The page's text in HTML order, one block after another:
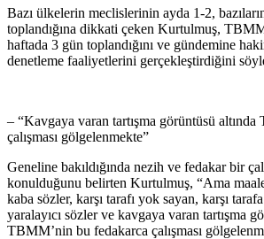
Bazı ülkelerin meclislerinin ayda 1-2,
toplandığına dikkati çeken Kurtulmuş,
haftada 3 gün toplandığını ve gündemine
denetleme faaliyetlerini gerçekleştirdiğini
– “Kavgaya varan tartışma görüntüsü
çalışması gölgelenmekte”
Geneline bakıldığında nezih ve fedakar bir
konulduğunu belirten Kurtulmuş, “Ama
kaba sözler, karşı tarafı yok sayan, karşı
yaralayıcı sözler ve kavgaya varan tartışma
TBMM’nin bu fedakarca çalışması